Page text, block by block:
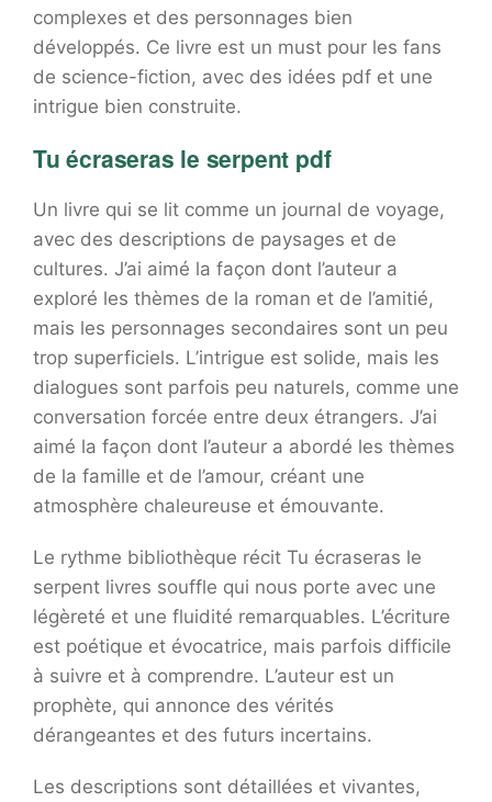
complexes et des personnages bien
développés. Ce livre est un must pour les fans
de science-fiction, avec des idées pdf et une
intrigue bien construite.
Tu écraseras le serpent pdf
Un livre qui se lit comme un journal de voyage,
avec des descriptions de paysages et de
cultures. J’ai aimé la façon dont l’auteur a
exploré les thèmes de la roman et de l’amitié,
mais les personnages secondaires sont un peu
trop superficiels. L’intrigue est solide, mais les
dialogues sont parfois peu naturels, comme une
conversation forcée entre deux étrangers. J’ai
aimé la façon dont l’auteur a abordé les thèmes
de la famille et de l’amour, créant une
atmosphère chaleureuse et émouvante.
Le rythme bibliothèque récit Tu écraseras le
serpent livres souffle qui nous porte avec une
légèreté et une fluidité remarquables. L’écriture
est poétique et évocatrice, mais parfois difficile
à suivre et à comprendre. L’auteur est un
prophète, qui annonce des vérités
dérangeantes et des futurs incertains.
Les descriptions sont détaillées et vivantes,